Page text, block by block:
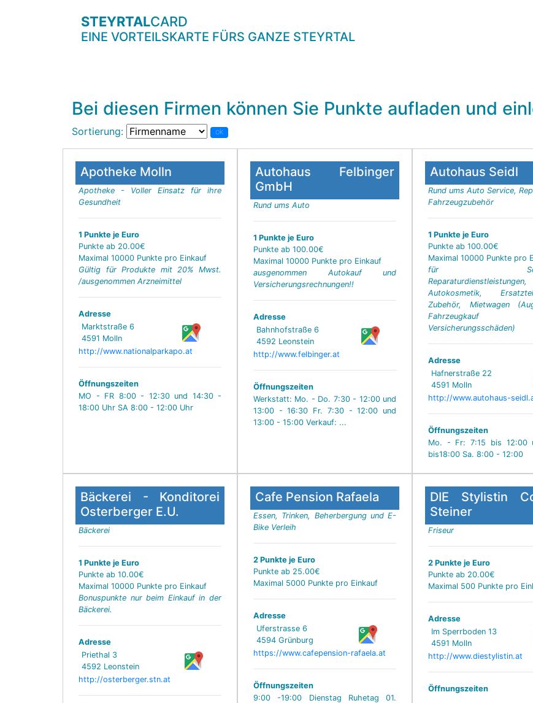
STEYRTALCARD
EINE VORTEILSKARTE FÜRS GANZE STEYRTAL
Bei diesen Firmen können Sie Punkte aufladen und
Sortierung: ok
Apotheke Molln
Apotheke - Voller Einsatz für ihre
Gesundheit
1 Punkte je Euro
Punkte ab 20.00€
Maximal 10000 Punkte pro Einkauf
Gültig für Produkte mit 20% Mwst.
/ausgenommen Arzneimittel
Adresse
Marktstraße 6
4591 Molln
http://www.nationalparkapo.at
Öffnungszeiten
MO - FR 8:00 - 12:30 und 14:30 -
18:00 Uhr SA 8:00 - 12:00 Uhr
Autohaus Felbinger
GmbH
Rund ums Auto
1 Punkte je Euro
Punkte ab 100.00€
Maximal 10000 Punkte pro Einkauf
ausgenommen Autokauf und
Versicherungsrechnungen!!
Adresse
Bahnhofstraße 6
4592 Leonstein
http://www.felbinger.at
Öffnungszeiten
Werkstatt: Mo. - Do. 7:30 - 12:00 und
13:00 - 16:30 Fr. 7:30 - 12:00 und
13:00 - 15:00 Verkauf: ...
Autohaus Seidl
Rund ums Auto Service,
Fahrzeugzubehör
1 Punkte je Euro
Punkte ab 100.00€
Maximal 10000 Punkte pro
für
Reparaturdienstleistungen,
Autokosmetik,
Zubehör, Mietwagen
Versicherungsschäden)
Adresse
Hafnerstraße 22
4591 Molln
http://www.autohaus-
Öffnungszeiten
Mo. - Fr: 7:15 bis 12:00
bis18:00 Sa. 8:00 - 12:00
Bäckerei - Konditorei
Osterberger E.U.
Bäckerei
1 Punkte je Euro
Punkte ab 10.00€
Maximal 10000 Punkte pro Einkauf
Bonuspunkte nur beim Einkauf in der
Bäckerei.
Adresse
Priethal 3
4592 Leonstein
http://osterberger.stn.at
Cafe Pension Rafaela
Essen, Trinken, Beherbergung und E-
Bike Verleih
2 Punkte je Euro
Punkte ab 25.00€
Maximal 5000 Punkte pro Einkauf
Adresse
Uferstrasse 6
4594 Grünburg
https://www.cafepension-rafaela.at
Öffnungszeiten
9:00 -19:00 Dienstag Ruhetag 01.
DIE Stylistin
Steiner
Friseur
2 Punkte je Euro
Punkte ab 20.00€
Maximal 500 Punkte pro
Adresse
Im Sperrboden 13
4591 Molln
http://www.diestylistin.at
Öffnungszeiten